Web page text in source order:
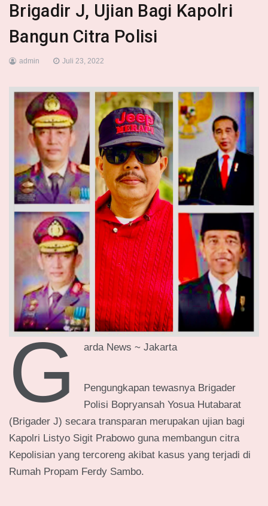
Brigadir J, Ujian Bagi Kapolri
Bangun Citra Polisi
admin Juli 23, 2022
G arda News ~ Jakarta
Pengungkapan tewasnya Brigader
Polisi Bopryansah Yosua Hutabarat
(Brigader J) secara transparan merupakan ujian bagi
Kapolri Listyo Sigit Prabowo guna membangun citra
Kepolisian yang tercoreng akibat kasus yang terjadi di
Rumah Propam Ferdy Sambo.